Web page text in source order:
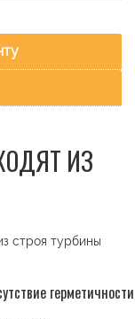
ИЗ
строя турбины
герметичности